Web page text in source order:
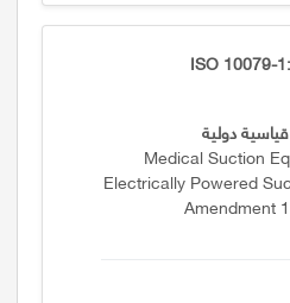
ISO 10079-
دولية
Medical Suction
Electrically Powered
Amendment